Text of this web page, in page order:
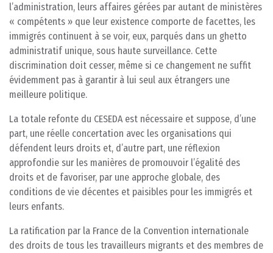
l’administration, leurs affaires gérées par autant de ministères
« compétents » que leur existence comporte de facettes, les
immigrés continuent à se voir, eux, parqués dans un ghetto
administratif unique, sous haute surveillance. Cette
discrimination doit cesser, même si ce changement ne suffit
évidemment pas à garantir à lui seul aux étrangers une
meilleure politique.
La totale refonte du CESEDA est nécessaire et suppose, d’une
part, une réelle concertation avec les organisations qui
défendent leurs droits et, d’autre part, une réflexion
approfondie sur les manières de promouvoir l’égalité des
droits et de favoriser, par une approche globale, des
conditions de vie décentes et paisibles pour les immigrés et
leurs enfants.
La ratification par la France de la Convention internationale
des droits de tous les travailleurs migrants et des membres de